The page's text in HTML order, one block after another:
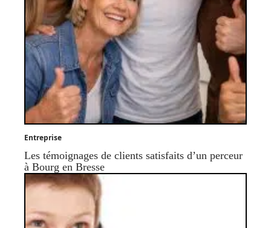
Entreprise
Les témoignages de clients satisfaits d’un perceur
à Bourg en Bresse